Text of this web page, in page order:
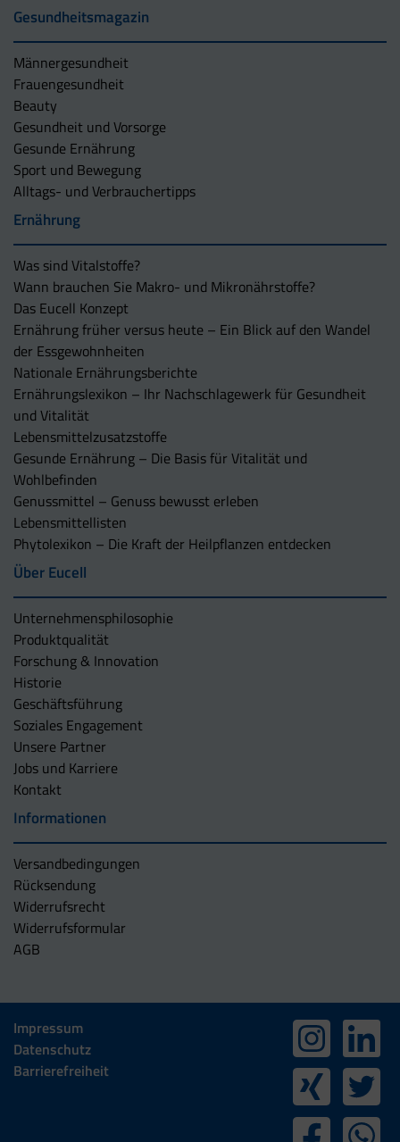
Gesundheitsmagazin
Männergesundheit
Frauengesundheit
Beauty
Gesundheit und Vorsorge
Gesunde Ernährung
Sport und Bewegung
Alltags- und Verbrauchertipps
Ernährung
Was sind Vitalstoffe?
Wann brauchen Sie Makro- und Mikronährstoffe?
Das Eucell Konzept
Ernährung früher versus heute – Ein Blick auf den Wandel
der Essgewohnheiten
Nationale Ernährungsberichte
Ernährungslexikon – Ihr Nachschlagewerk für Gesundheit
und Vitalität
Lebensmittelzusatzstoffe
Gesunde Ernährung – Die Basis für Vitalität und
Wohlbefinden
Genussmittel – Genuss bewusst erleben
Lebensmittellisten
Phytolexikon – Die Kraft der Heilpflanzen entdecken
Über Eucell
Unternehmens­philosophie
Produktqualität
Forschung & Innovation
Historie
Geschäftsführung
Soziales Engagement
Unsere Partner
Jobs und Karriere
Kontakt
Informationen
Versandbedingungen
Rücksendung
Widerrufsrecht
Widerrufsformular
AGB
Impressum
Datenschutz
Barrierefreiheit